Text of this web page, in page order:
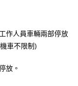
作人員車輛兩部停放
車不限制)
放。